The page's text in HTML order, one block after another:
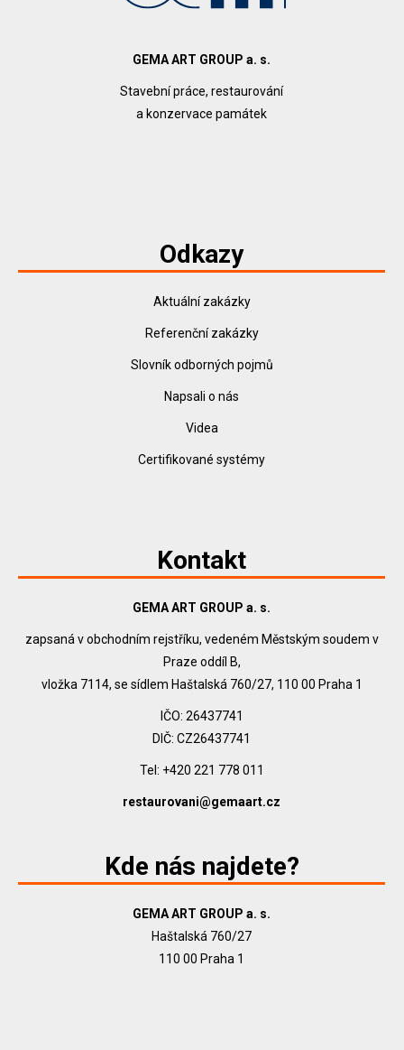
GEMA ART GROUP a. s.
Stavební práce, restaurování
a konzervace památek
Odkazy
Aktuální zakázky
Referenční zakázky
Slovník odborných pojmů
Napsali o nás
Videa
Certifikované systémy
Kontakt
GEMA ART GROUP a. s.
zapsaná v obchodním rejstříku, vedeném Městským soudem v
Praze oddíl B,
vložka 7114, se sídlem Haštalská 760/27, 110 00 Praha 1
IČO: 26437741
DIČ: CZ26437741
Tel: +420 221 778 011
restaurovani@gemaart.cz
Kde nás najdete?
GEMA ART GROUP a. s.
Haštalská 760/27
110 00 Praha 1